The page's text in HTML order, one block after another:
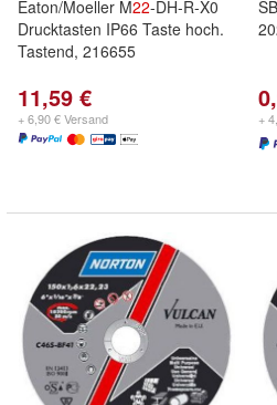
Eaton/Moeller M22-DH-R-X0
Drucktasten IP66 Taste hoch.
Tastend, 216655
11,59 €
+ 6,90 € Versand +